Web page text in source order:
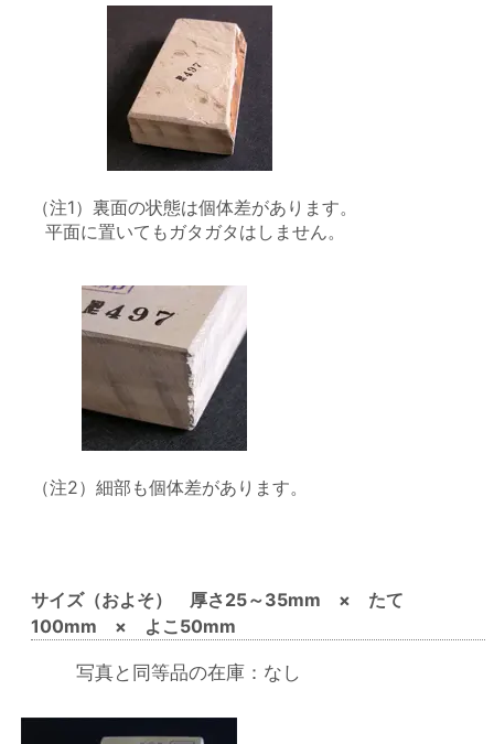
（注1）裏面の状態は個体差があります。
平面に置いてもガタガタはしません。
（注2）細部も個体差があります。
サイズ（およそ） 厚さ25～35mm × たて
100mm × よこ50mm
写真と同等品の在庫：なし